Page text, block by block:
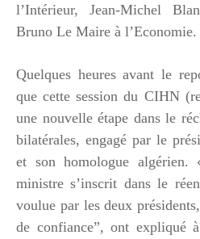
l’Intérieur, Jean-Michel
Bruno Le Maire à l’Economie.
Quelques heures avant le
que cette session du CIHN
une nouvelle étape dans le
bilatérales, engagé par le
et son homologue
ministre s’inscrit dans le
voulue par les deux
de confiance”, ont expliqué